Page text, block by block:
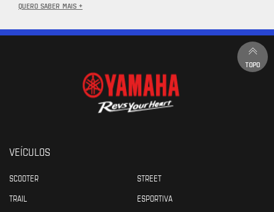
QUERO SABER MAIS +
TOPO
VEÍCULOS
SCOOTER
STREET
TRAIL
ESPORTIVA